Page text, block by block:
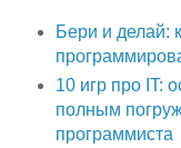
Бери и делай:
10 игр про IT:
полным
программиста